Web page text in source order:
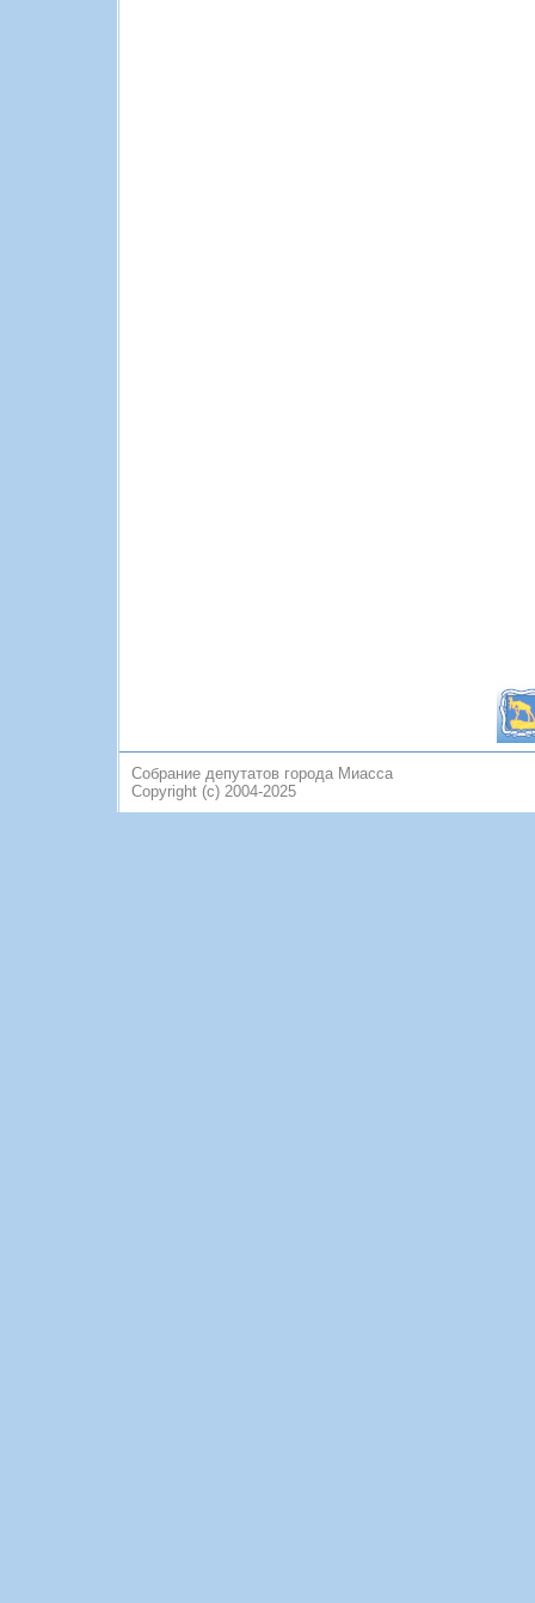
Собрание депутатов города Миасса
Copyright (c) 2004-2025